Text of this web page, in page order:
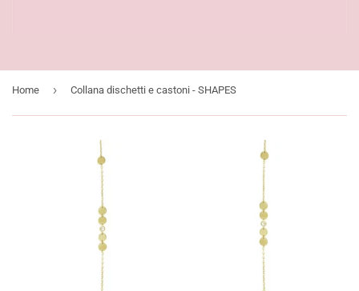
Home › Collana dischetti e castoni - SHAPES